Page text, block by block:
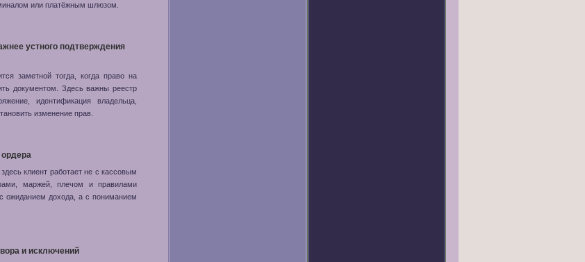
или платёжным шлюзом.
устного подтверждения
заметной тогда, когда право на
документом. Здесь важны реестр
идентификация владельца,
изменение прав.
ордера
клиент работает не с кассовым
маржей, плечом и правилами
ожиданием дохода, а с пониманием
и исключений